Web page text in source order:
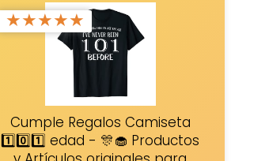
★★★★★
Cumple Regalos Camiseta
1️⃣0️⃣1️⃣ edad - 🎊🧁 Productos